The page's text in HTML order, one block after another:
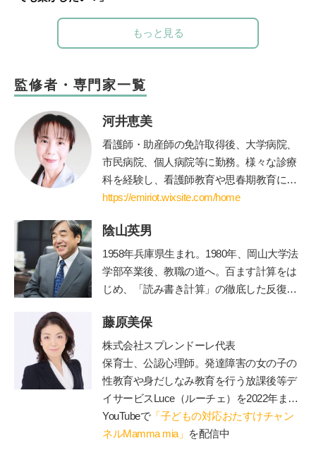
もっと見る
監修者・専門家一覧
河井恵美
看護師・助産師の免許取得後、大学病院、
市民病院、個人病院等に勤務。様々な診療
科を経験し、看護師教育や思春期教育にも
関わる。青年海外協力隊として海外に赴任
学・修了。親御さん方へのアドバイスを充
実させたいと思い、保育士・公認心理師の
資格を取得して役立てている。現在は、世
界に住む妊婦さんや産後の方向けに、オン
を運営。
https://emiriot.wixsite.com/home
陰山英男
1958年兵庫県生まれ。1980年、岡山大学法
学部卒業後、教職の道へ。百ます計算をは
じめ、「読み書き計算」の徹底した反復学
の学力を驚異的に向上させた。その指導法
である「陰山メソッド」は、教育者、保護
者から注目を集め、「陰山メソッド」を教
材かした『徹底反復シリーズ』は、総計77
0万部の大ベストセラーとなっている。現
在、YouTube『陰山英男公式チャンネル』
で授業や講演を公開して注目を集めてい
藤原美保
株式会社スプレンドーレ代表
保育士、公認心理師。発達障害の女の子の
性教育や身だしなみ教育を行う放課後等デ
イサービスLuce（ルーチェ）を2022年まで
運営。現在は障害のあるお子さんと保護者
が一緒に通うことができる脱毛サロン
YouTubeで「子どもの対応おたすけチャン
ネルMamma mia」 を配信中